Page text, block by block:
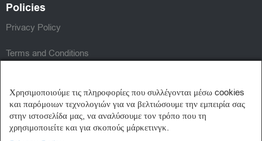
Policies
Privacy Policy
Terms and Conditions
Χρησιμοποιούμε τις πληροφορίες που συλλέγονται μέσω cookies
και παρόμοιων τεχνολογιών για να βελτιώσουμε την εμπειρία σας
στην ιστοσελίδα μας, να αναλύσουμε τον τρόπο που τη
χρησιμοποιείτε και για σκοπούς μάρκετινγκ.